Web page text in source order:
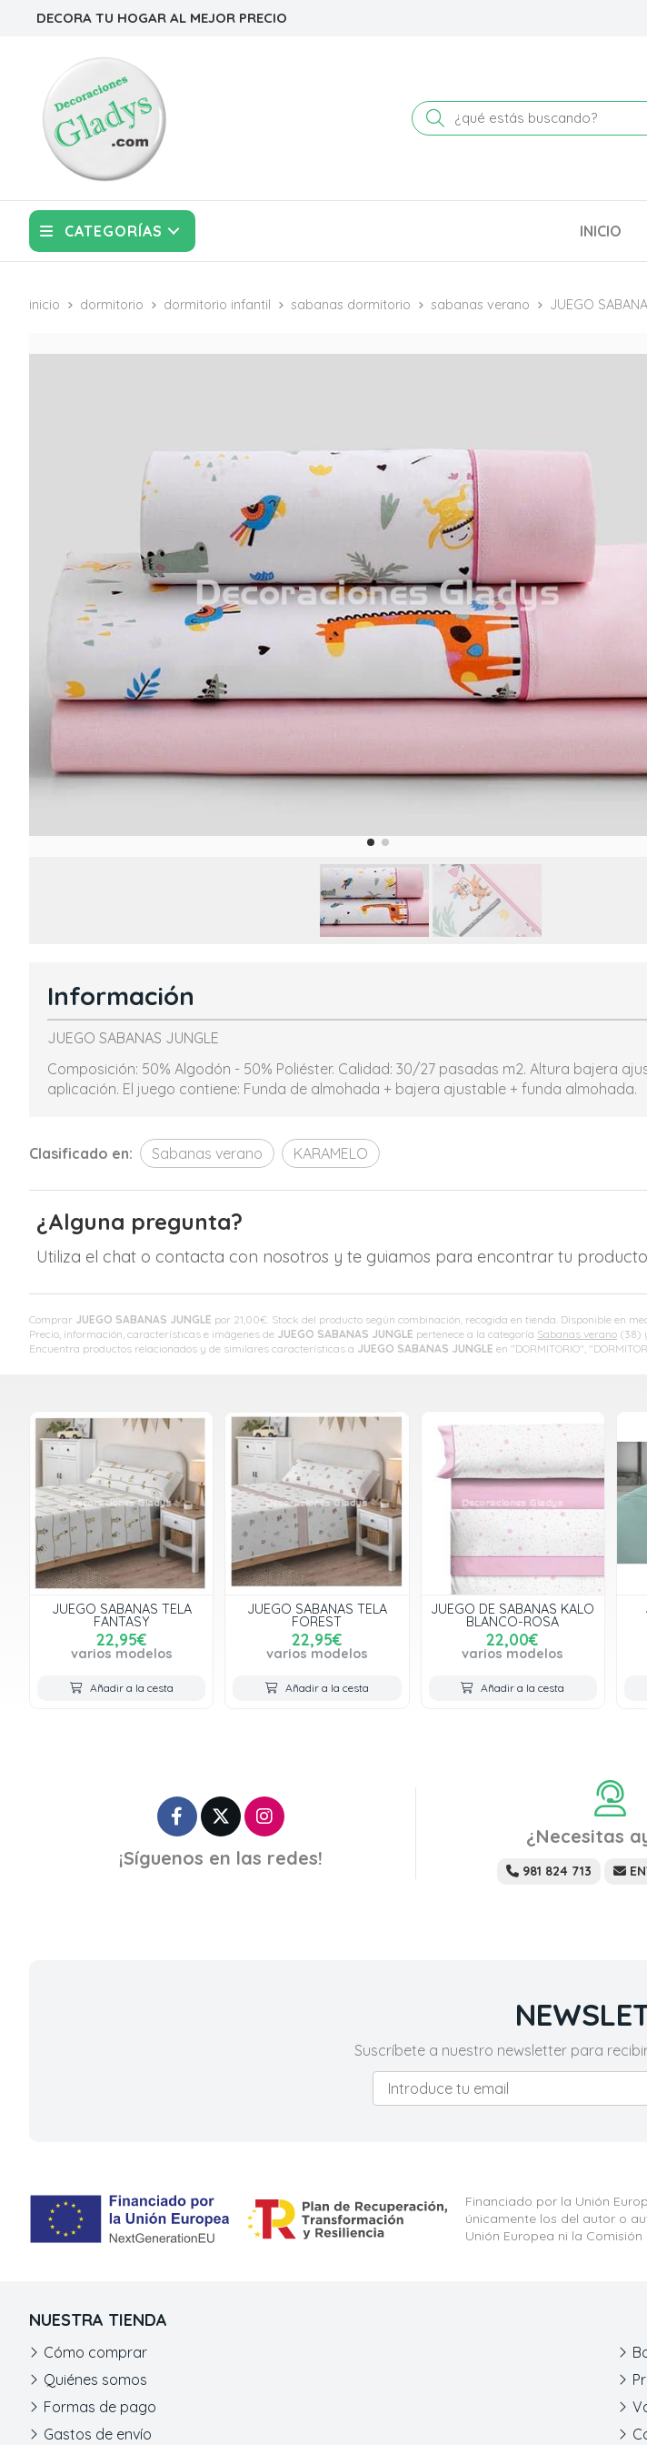
DECORA TU HOGAR AL MEJOR PRECIO
Buscar
CATEGORÍAS INICIO
inicio dormitorio dormitorio infantil sabanas dormitorio sabanas verano JUEGO
Comprar JUEGO SABANAS JUNGLE por 21,00€ . Stock del producto según combinación, recogida en tienda. Disponible en
Precio, información, características e imágenes de JUEGO SABANAS JUNGLE pertenece a la categoría Sabanas verano (38)
Encuentra productos relacionados y de similares características a JUEGO SABANAS JUNGLE en "DORMITORIO",
Información
JUEGO SABANAS JUNGLE
Composición: 50% Algodón - 50% Poliéster. Calidad: 30/27 pasadas m2. Altura bajera
aplicación. El juego contiene: Funda de almohada + bajera ajustable + funda almohada.
Clasificado en: Sabanas verano KARAMELO
¿Alguna pregunta?
Utiliza el chat o contacta con nosotros y te guiamos para encontrar tu
JUEGO SABANAS TELA
FANTASY
22,95€
varios modelos
Añadir a la cesta
JUEGO SABANAS TELA
FOREST
22,95€
varios modelos
Añadir a la cesta
JUEGO DE SABANAS KALO
BLANCO-ROSA
22,00€
varios modelos
Añadir a la cesta
¡Síguenos en las redes!
¿Necesitas
981 824 713
Suscríbete a nuestro newsletter para
Financiado por la Unión
únicamente los del autor o
Unión Europea ni la
NUESTRA TIENDA
Cómo comprar
Quiénes somos
Formas de pago
Gastos de envío